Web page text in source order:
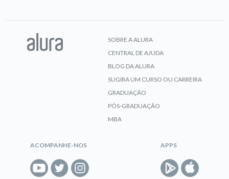
SOBRE A ALURA
CENTRAL DE AJUDA
BLOG DA ALURA
SUGIRA UM CURSO OU CARREIRA
GRADUAÇÃO
PÓS-GRADUAÇÃO
MBA
ACOMPANHE-NOS APPS